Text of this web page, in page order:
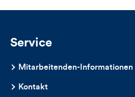
Service
Mitarbeitenden-Informationen
Kontakt